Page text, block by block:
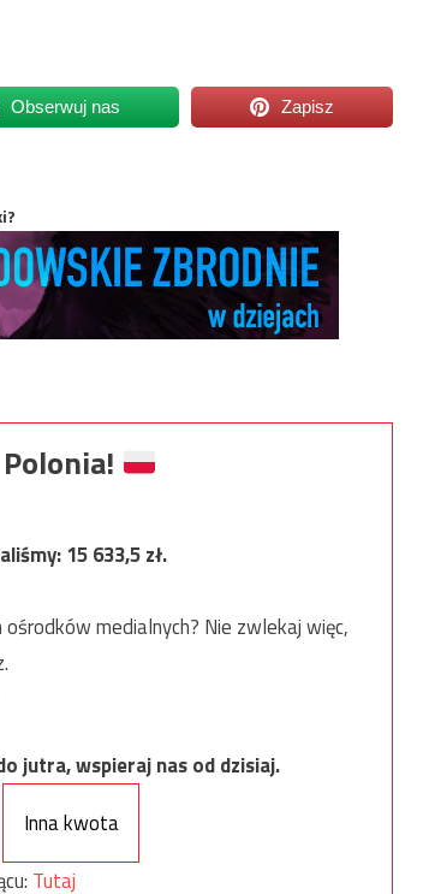
Obserwuj nas Zapisz
15 633,5zł.
medialnych? Nie zwlekaj więc,
jutra, wspieraj nas od dzisiaj.
Inna kwota
Tutaj